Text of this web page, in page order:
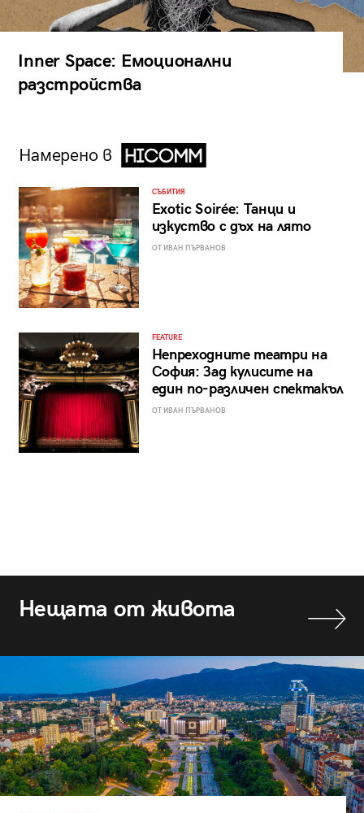
Inner Space: Емоционални
разстройства
Намерено в
СЪБИТИЯ
Exotic Soirée: Танци и
изкуство с дъх на лято
ОТ ИВАН ПЪРВАНОВ
FEATURE
Непреходните театри на
София: Зад кулисите на
един по-различен спектакъл
ОТ ИВАН ПЪРВАНОВ
Нещата от живота